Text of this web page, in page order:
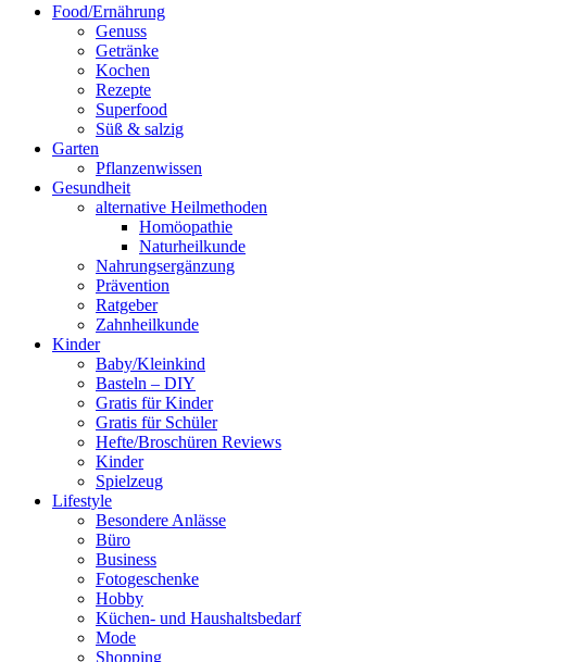
Food/Ernährung
Genuss
Getränke
Kochen
Rezepte
Superfood
Süß & salzig
Garten
Pflanzenwissen
Gesundheit
alternative Heilmethoden
Homöopathie
Naturheilkunde
Nahrungsergänzung
Prävention
Ratgeber
Zahnheilkunde
Kinder
Baby/Kleinkind
Basteln – DIY
Gratis für Kinder
Gratis für Schüler
Hefte/Broschüren Reviews
Kinder
Spielzeug
Lifestyle
Besondere Anlässe
Büro
Business
Fotogeschenke
Hobby
Küchen- und Haushaltsbedarf
Mode
Shopping